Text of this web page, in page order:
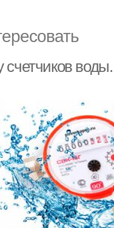
счетчиков